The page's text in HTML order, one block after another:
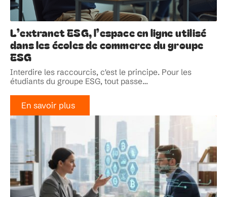
L’extranet ESG, l’espace en ligne utilisé
dans les écoles de commerce du groupe
ESG
Interdire les raccourcis, c'est le principe. Pour les
étudiants du groupe ESG, tout passe…
En savoir plus